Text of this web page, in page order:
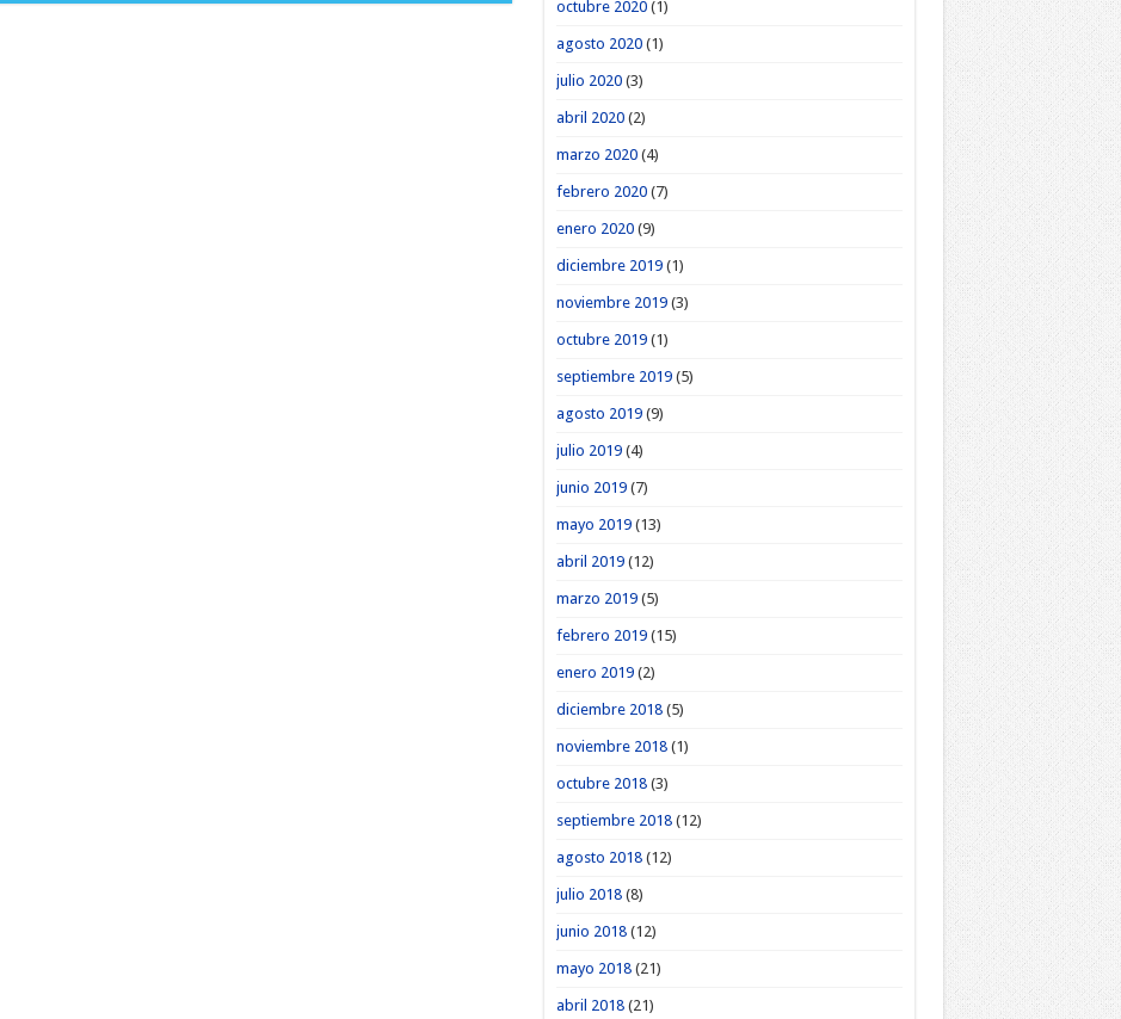
octubre 2020(1)
agosto 2020(1)
julio 2020(3)
abril 2020(2)
marzo 2020(4)
febrero 2020(7)
enero 2020(9)
diciembre 2019(1)
noviembre 2019(3)
octubre 2019(1)
septiembre 2019(5)
agosto 2019(9)
julio 2019(4)
junio 2019(7)
mayo 2019(13)
abril 2019(12)
marzo 2019(5)
febrero 2019(15)
enero 2019(2)
diciembre 2018(5)
noviembre 2018(1)
octubre 2018(3)
septiembre 2018(12)
agosto 2018(12)
julio 2018(8)
junio 2018(12)
mayo 2018(21)
abril 2018(21)